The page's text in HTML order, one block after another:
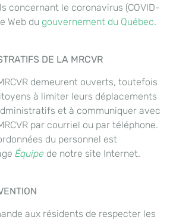
concernant le coronavirus (COVID-
Web du gouvernement du Québec.
DE LA MRCVR
demeurent ouverts, toutefois
à limiter leurs déplacements
et à communiquer avec
par courriel ou par téléphone.
du personnel est
Équipe de notre site Internet.
aux résidents de respecter les